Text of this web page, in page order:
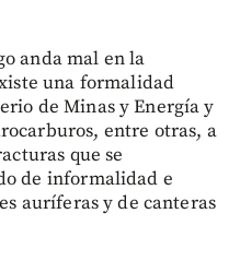
anda mal en la
una formalidad
de Minas y Energía y
entre otras, a
que se
de informalidad e
auríferas y de canteras